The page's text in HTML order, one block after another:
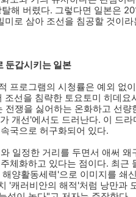
해 버렸다. 그렇다면 일본은
로 삼아 조선을 침공할 것이
둔갑시키는 일본
프로그램의 시청률은 예외 없
선을 침략한 토요토미 히데요
전쟁을 싫어하는 온화하고 선량
개선'에서도 드러난다. 이 드라
국으로 허구화되어 있다.
일정한 거리를 두면서 애써 왜
체화하고 있다는 점이다. 최근
양활동세력'으로 이미지를 쇄
'캐러비안의 해적'처럼 낭만과